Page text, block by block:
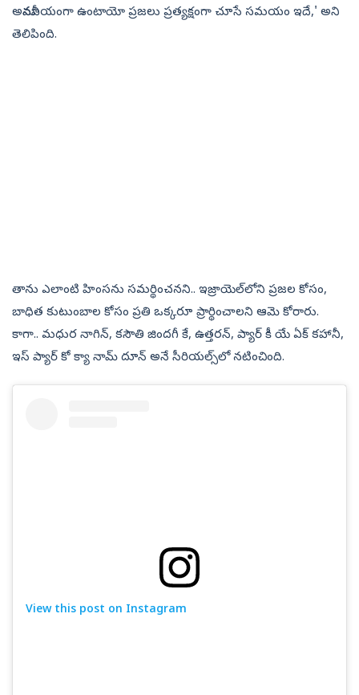
అమానవీయంగా ఉంటాయో ప్రజలు ప్రత్యక్షంగా చూసే సమయం ఇదే,' అని
తెలిపింది.
తాను ఎలాంటి హింసను సమర్థించనని.. ఇజ్రాయెల్‌లోని ప్రజల కోసం,
బాధిత కుటుంబాల కోసం ప్రతి ఒక్కరూ ప్రార్థించాలని ఆమె కోరారు.
కాగా.. మధుర నాగిన్, కసౌతి జిందగీ కే, ఉత్తరన్, ప్యార్ కీ యే ఏక్ కహానీ,
ఇస్ ప్యార్ కో క్యా నామ్ దూన్ అనే సీరియల్స్‌లో నటించింది.
View this post on Instagram